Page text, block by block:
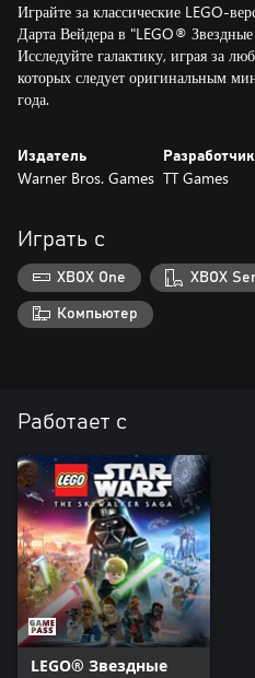
Играйте за классические LEGO-
Дарта Вейдера в "LEGO®
Исследуйте галактику, играя за
которых следует оригинальным
года.
Издатель
Warner Bros. Games
Разработчик
TT Games
Играть с
XBOX One XBOX
Компьютер
Работает с
LEGO® Звездные